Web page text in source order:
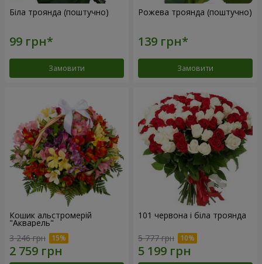
Біла троянда (поштучно)
Замовити
Рожева троянда (поштучно)
Замовити
Кошик альстромерій
"Акварель"
3 246 грн
101 червона і біла троянда
5 777 грн